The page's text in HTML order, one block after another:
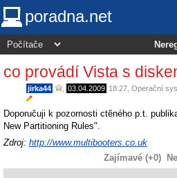
poradna.net
co provádí Vista s
jirka44 03.04.2009 18:27 Operační
Doporučuji k pozornosti ctĕného p.t.
New Partitioning Rules".
Zdroj: http://www.multibooters.co.uk
Zajímavé (+0)